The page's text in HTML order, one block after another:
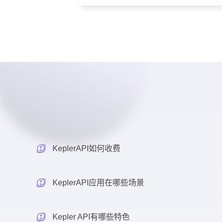
KeplerAPI如何收费
KeplerAPI应用在哪些场景
Kepler API有哪些特色